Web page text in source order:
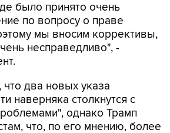
было принято очень
по вопросу о праве
мы вносим коррективы,
несправедливо", -
что два новых указа
наверняка столкнутся с
однако Трамп
что, по его мнению, более